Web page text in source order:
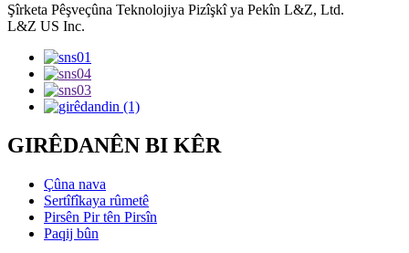
Şîrketa Pêşveçûna Teknolojiya Pizîşkî ya Pekîn L&Z, Ltd.
L&Z US Inc.
GIRÊDANÊN BI KÊR
Çûna nava
Sertîfîkaya rûmetê
Pirsên Pir tên Pirsîn
Paqij bûn